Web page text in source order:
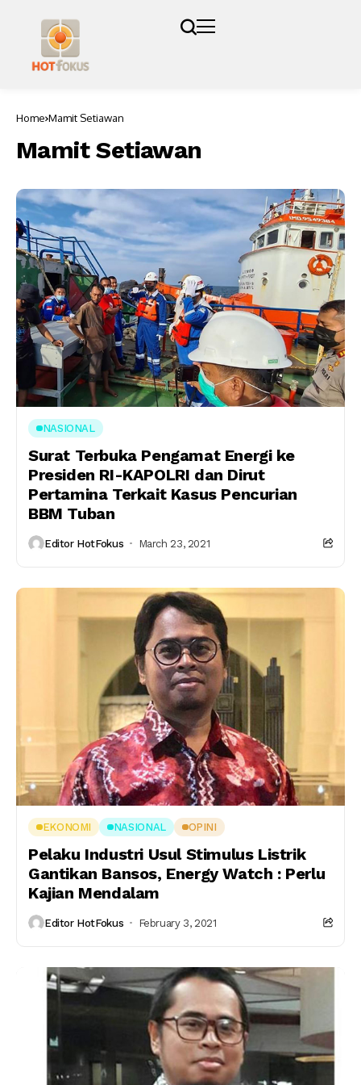
Home Mamit Setiawan
Mamit Setiawan
NASIONAL
Surat Terbuka Pengamat Energi ke
Presiden RI-KAPOLRI dan Dirut
Pertamina Terkait Kasus Pencurian
BBM Tuban
Editor HotFokus March 23, 2021
EKONOMI NASIONAL OPINI
Pelaku Industri Usul Stimulus Listrik
Gantikan Bansos, Energy Watch : Perlu
Kajian Mendalam
Editor HotFokus February 3, 2021